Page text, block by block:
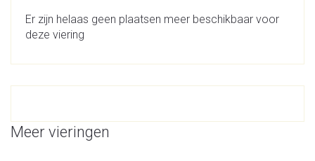
Er zijn helaas geen plaatsen meer beschikbaar voor
deze viering
Meer vieringen